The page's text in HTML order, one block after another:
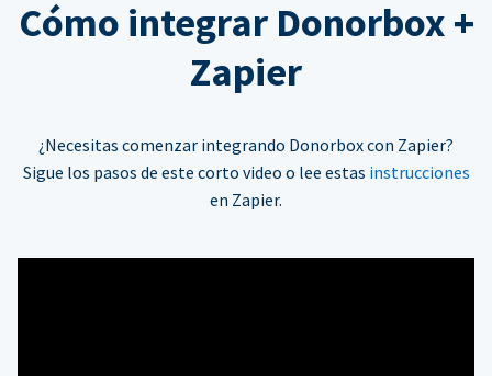
Cómo integrar Donorbox +
Zapier
¿Necesitas comenzar integrando Donorbox con Zapier?
Sigue los pasos de este corto video o lee estas instrucciones
en Zapier.